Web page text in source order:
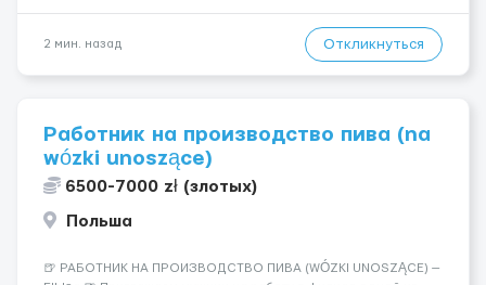
2 мин. назад Откликнуться
Работник на производство пива (na
wózki unoszące)
6500-7000 zł (злотых)
Польша
🍺 РАБОТНИК НА ПРОИЗВОДСТВО ПИВА (WÓZKI UNOSZĄCE) —